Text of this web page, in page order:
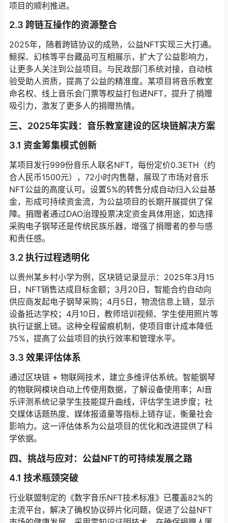
项目的顺利推进。
2.3 跨链互操作的资源整合
2025年，随着跨链协议的成熟，公益NFT实现三大打通。
鲸探、幻核等平台藏品可互相展示，扩大了公益影响力，
让更多人关注到公益项目。与民政部门系统对接，自动核
验受助人资质，提高了公益的精准度。某项目将音乐教室
命名权、线上音乐会门票等权益打包进NFT，提升了捐赠
吸引力，激发了更多人的捐赠热情。
三、2025年实践：音乐教室建设的区块链解决方案
3.1 资金筹集模式创新
某项目发行999份音乐人联名NFT，每份定价0.3ETH（约
合人民币1500元），72小时内售罄，展现了市场对音乐
NFT公益的高度认可。设置5%的转售分成自动归入公益基
金，形成可持续资金流，为公益项目的长期开展提供了保
障。捐赠者通过DAO治理投票决定资金具体用途，如选择
采购电子钢琴还是传统民族乐器，增强了捐赠者的参与感
和责任感。
3.2 执行过程透明化
以贵州某乡村小学为例，区块链记录显示：2025年3月15
日，NFT销售达成目标金额；3月20日，智能合约自动向
供应商发起电子钢琴采购；4月5日，物流信息上链，显示
设备抵达学校；4月10日，教师培训视频、学生使用照片等
执行证据上链。这种全程留痕机制，使项目审计成本降低
75%，提高了公益项目的执行效率和管理水平。
3.3 效果评估体系
通过区块链 + 物联网技术，建立多维评估系统。智能钢琴
的物联网模块自动上传使用数据，了解设备使用率；AI音
乐评测系统记录学生技能提升曲线，评估学生进步度；社
交媒体话题热度、媒体报道量等指标上链存证，衡量社会
影响力。这一评估体系为公益项目的优化和改进提供了科
学依据。
四、挑战与应对：公益NFT的可持续发展之路
4.1 技术瓶颈突破
行业联盟制定的《数字音乐NFT技术标准》已覆盖82%的
主流平台，解决了确权协议碎片化问题，促进了公益NFT